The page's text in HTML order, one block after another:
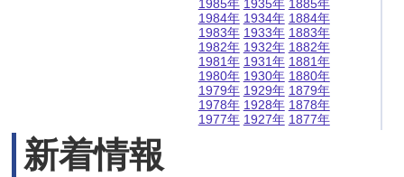
1985年
1984年
1983年
1982年
1981年
1980年
1979年
1978年
1977年
1935年
1934年
1933年
1932年
1931年
1930年
1929年
1928年
1927年
1885年
1884年
1883年
1882年
1881年
1880年
1879年
1878年
1877年
新着情報